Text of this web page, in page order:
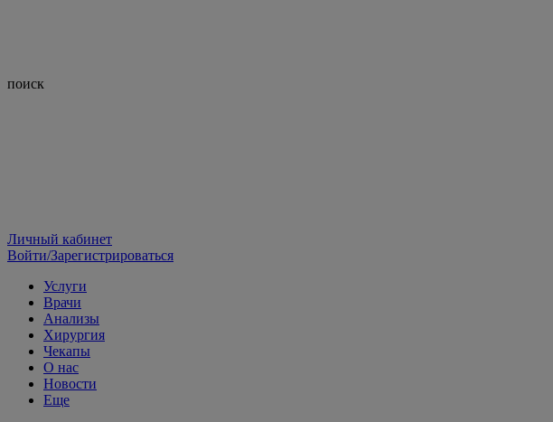
поиск
Личный кабинет
Войти/Зарегистрироваться
Услуги
Врачи
Анализы
Хирургия
Чекапы
О нас
Новости
Еще